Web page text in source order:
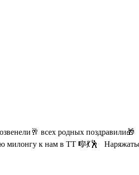
всех родных поздравили🎁
к нам в ТТ 🎼💃🕺